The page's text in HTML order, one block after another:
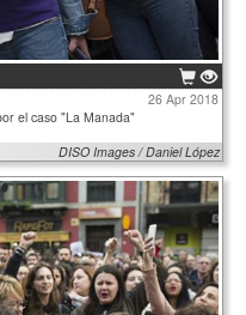
26 Apr 2018
el caso "La Manada"
DISO Images / Daniel López